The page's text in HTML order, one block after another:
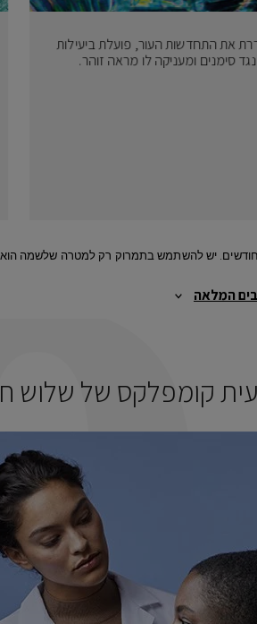
את התחדשות העור, פועלת ביעילות
נגד סימנים ומעניקה לו מראה זוהר.
המלאה
קומפלקס של שלוש